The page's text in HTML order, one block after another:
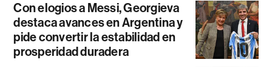
Con elogios a Messi, Georgieva
destaca avances en Argentina y
pide convertir la estabilidad en
prosperidad duradera